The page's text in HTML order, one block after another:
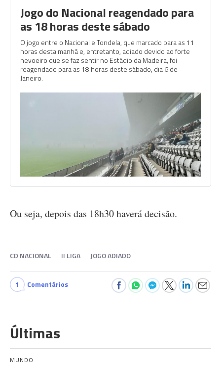
Jogo do Nacional reagendado para
as 18 horas deste sábado
O jogo entre o Nacional e Tondela, que marcado para as 11
horas desta manhã e, entretanto, adiado devido ao forte
nevoeiro que se faz sentir no Estádio da Madeira, foi
reagendado para as 18 horas deste sábado, dia 6 de
Janeiro.
Ou seja, depois das 18h30 haverá decisão.
CD NACIONAL II LIGA JOGO ADIADO
1 Comentários
Últimas
MUNDO